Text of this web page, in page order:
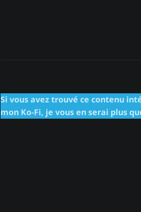
Si vous avez trouvé ce contenu
mon Ko-Fi, je vous en serai plus